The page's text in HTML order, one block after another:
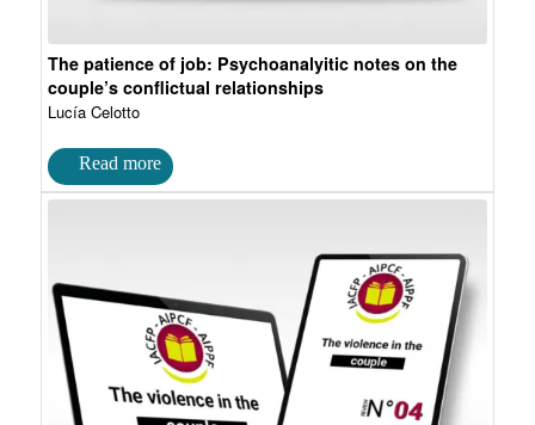
The patience of job: Psychoanalyitic notes on the
couple’s conflictual relationships
Lucía Celotto